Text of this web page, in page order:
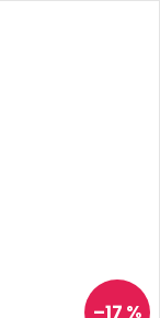
–17 %